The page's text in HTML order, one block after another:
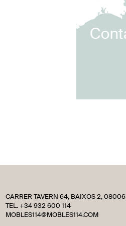
CARRER TAVERN 64, BAIXOS 2,
TEL. +34 932 600 114
MOBLES114@MOBLES114.COM